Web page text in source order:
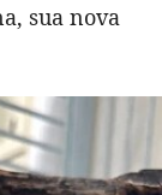
sua nova